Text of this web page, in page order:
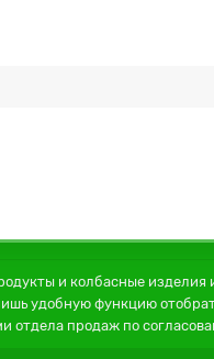
и колбасные изделия
удобную функцию
отдела продаж по